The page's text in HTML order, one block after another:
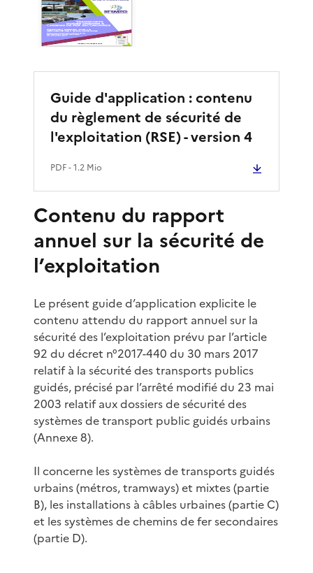
Guide d'application : contenu
du règlement de sécurité de
l'exploitation (RSE) - version 4
PDF- 1.2 Mio
Contenu du rapport
annuel sur la sécurité de
l’exploitation
Le présent guide d’application explicite le
contenu attendu du rapport annuel sur la
sécurité des l’exploitation prévu par l’article
92 du décret n°2017-440 du 30 mars 2017
relatif à la sécurité des transports publics
guidés, précisé par l’arrêté modifié du 23 mai
2003 relatif aux dossiers de sécurité des
systèmes de transport public guidés urbains
(Annexe 8).
Il concerne les systèmes de transports guidés
urbains (métros, tramways) et mixtes (partie
B), les installations à câbles urbaines (partie C)
et les systèmes de chemins de fer secondaires
(partie D).